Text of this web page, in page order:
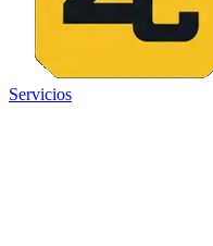
Servicios